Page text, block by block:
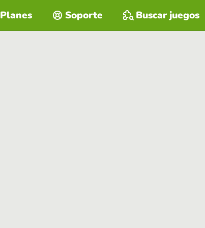
Planes Soporte Buscar juegos